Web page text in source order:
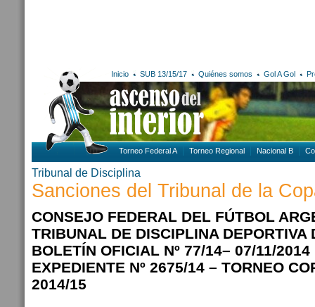
Inicio SUB 13/15/17 Quiénes somos Gol A Gol
Torneo Federal A Torneo Regional Nacional B
Tribunal de Disciplina
Sanciones del Tribunal de la
CONSEJO FEDERAL DEL FÚTBOL
TRIBUNAL DE DISCIPLINA DEPORTIVA
BOLETÍN OFICIAL Nº 77/14– 07/11/2014
EXPEDIENTE Nº 2675/14 – TORNEO
2014/15